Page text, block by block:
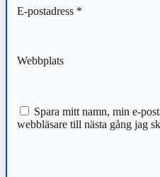
E-postadress *
Webbplats
Spara mitt namn, min e-
webbläsare till nästa gång jag